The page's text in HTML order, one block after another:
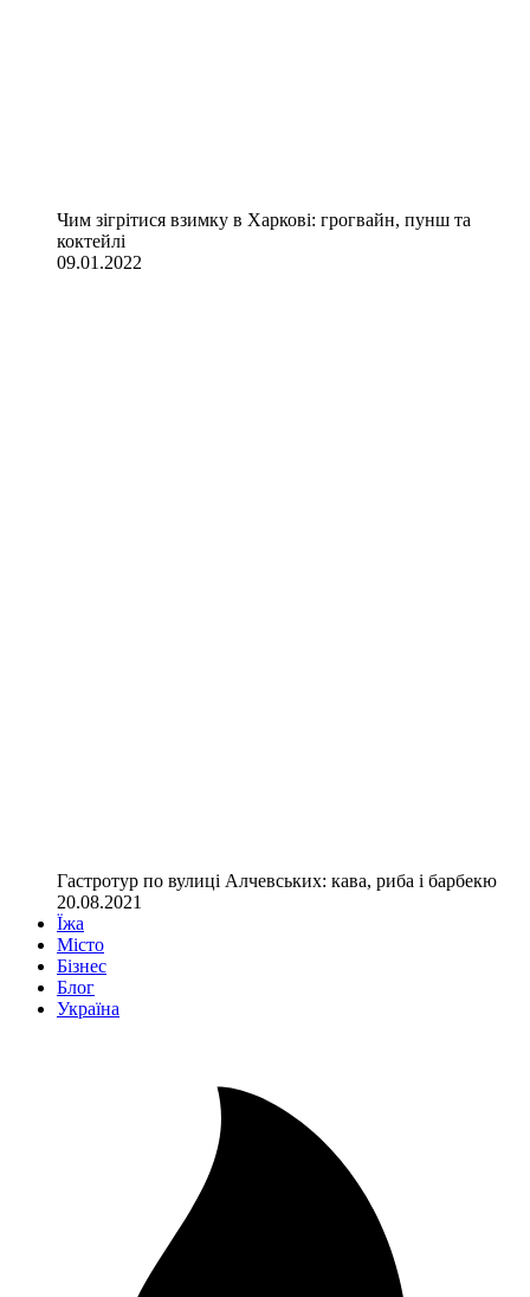
Чим зігрітися взимку в Харкові: грогвайн, пунш та
коктейлі
09.01.2022
Гастротур по вулиці Алчевських: кава, риба і барбекю
20.08.2021
Їжа
Місто
Бізнес
Блог
Україна